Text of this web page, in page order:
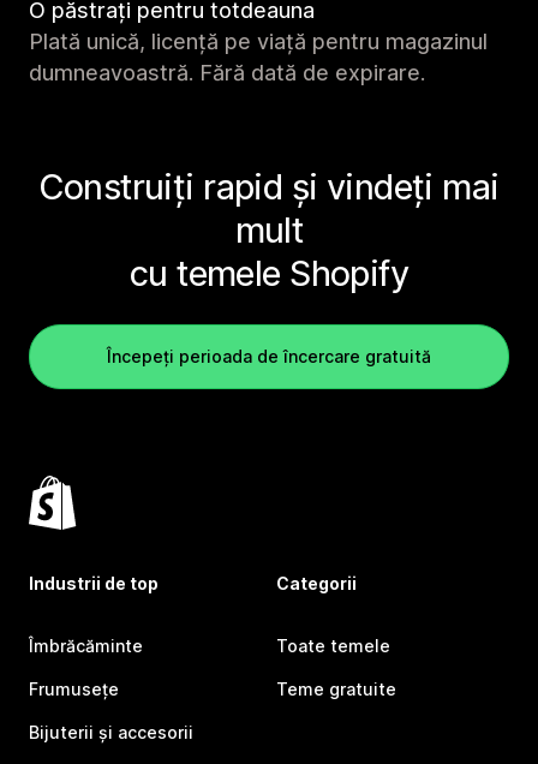
O păstrați pentru totdeauna
Plată unică, licență pe viață pentru magazinul
dumneavoastră. Fără dată de expirare.
Construiți rapid și vindeți mai
mult
cu temele Shopify
Începeți perioada de încercare gratuită
Industrii de top
Îmbrăcăminte
Frumusețe
Bijuterii și accesorii
Categorii
Toate temele
Teme gratuite